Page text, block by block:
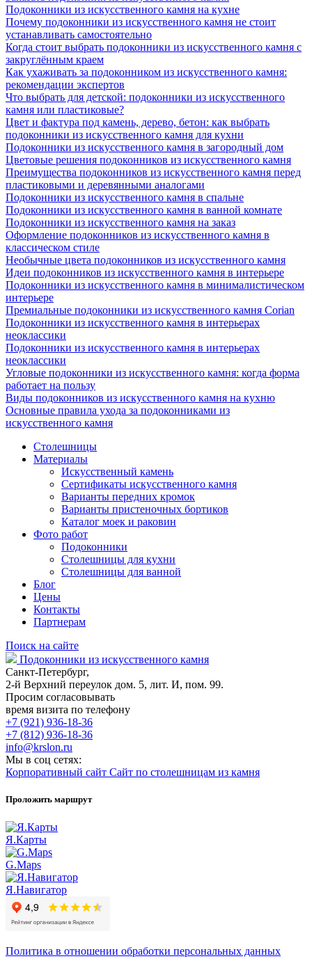
Подоконники из искусственного камня на кухне
Почему подоконники из искусственного камня не стоит
устанавливать самостоятельно
Когда стоит выбрать подоконники из искусственного камня с
закруглённым краем
Как ухаживать за подоконником из искусственного камня:
рекомендации экспертов
Что выбрать для детской: подоконники из искусственного
камня или пластиковые?
Цвет и фактура под камень, дерево, бетон: как выбрать
подоконники из искусственного камня для кухни
Подоконники из искусственного камня в загородный дом
Цветовые решения подоконников из искусственного камня
Преимущества подоконников из искусственного камня перед
пластиковыми и деревянными аналогами
Подоконники из искусственного камня в спальне
Подоконники из искусственного камня в ванной комнате
Подоконники из искусственного камня на заказ
Оформление подоконников из искусственного камня в
классическом стиле
Необычные цвета подоконников из искусственного камня
Идеи подоконников из искусственного камня в интерьере
Подоконники из искусственного камня в минималистическом
интерьере
Премиальные подоконники из искусственного камня Corian
Подоконники из искусственного камня в интерьерах
неоклассики
Подоконники из искусственного камня в интерьерах
неоклассики
Угловые подоконники из искусственного камня: когда форма
работает на пользу
Виды подоконников из искусственного камня на кухню
Основные правила ухода за подоконниками из
искусственного камня
Столешницы
Материалы
Искусственный камень
Сертификаты искусственного камня
Варианты передних кромок
Варианты пристеночных бортиков
Каталог моек и раковин
Фото работ
Подоконники
Столешницы для кухни
Столешницы для ванной
Блог
Цены
Контакты
Партнерам
Поиск на сайте
Подоконники из искусственного камня
Санкт-Петербург,
2-й Верхний переулок дом. 5, лит. И, пом. 99.
Просим согласовывать
время визита по телефону
+7 (921) 936-18-36
+7 (812) 936-18-36
info@krslon.ru
Мы в соц сетях:
Корпоративный сайт Сайт по столешницам из камня
Проложить маршрут
Я.Карты
G.Maps
Я.Навигатор
Политика в отношении обработки персональных данных